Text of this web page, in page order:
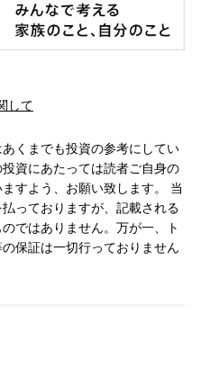
して
くまでも投資の参考にしてい
資にあたっては読者ご自身の
すよう、お願い致します。 当
っておりますが、記載される
ではありません。万が一、ト
保証は一切行っておりません